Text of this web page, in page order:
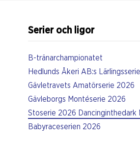
Serier och ligor
B-tränarchampionatet
Hedlunds Åkeri AB:s
Gävletravets Amatörserie 2026
Gävleborgs Montéserie 2026
Stoserie 2026 Dancinginthedark
Babyraceserien 2026